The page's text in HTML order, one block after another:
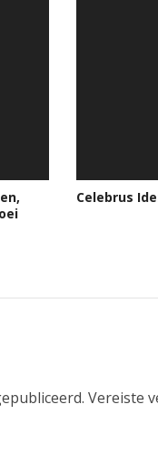
Celebrus
Vereiste